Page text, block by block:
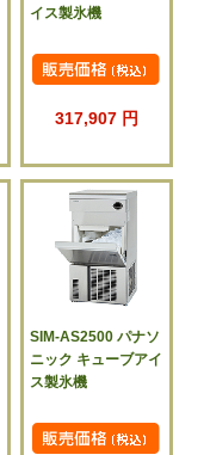
イス製氷機
317,907 円
SIM-AS2500 パナソ
ニック キューブアイ
ス製氷機